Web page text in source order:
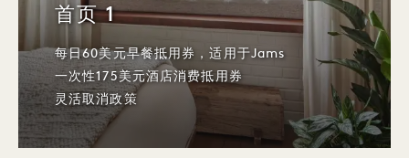
首页 1
每日60美元早餐抵用券，适用于Jams
一次性175美元酒店消费抵用券
灵活取消政策